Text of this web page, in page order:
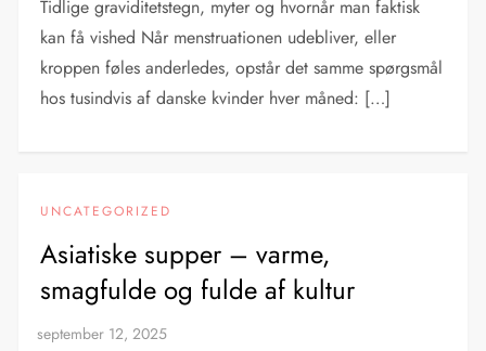
Tidlige graviditetstegn, myter og hvornår man faktisk
kan få vished Når menstruationen udebliver, eller
kroppen føles anderledes, opstår det samme spørgsmål
hos tusindvis af danske kvinder hver måned: […]
UNCATEGORIZED
Asiatiske supper – varme,
smagfulde og fulde af kultur